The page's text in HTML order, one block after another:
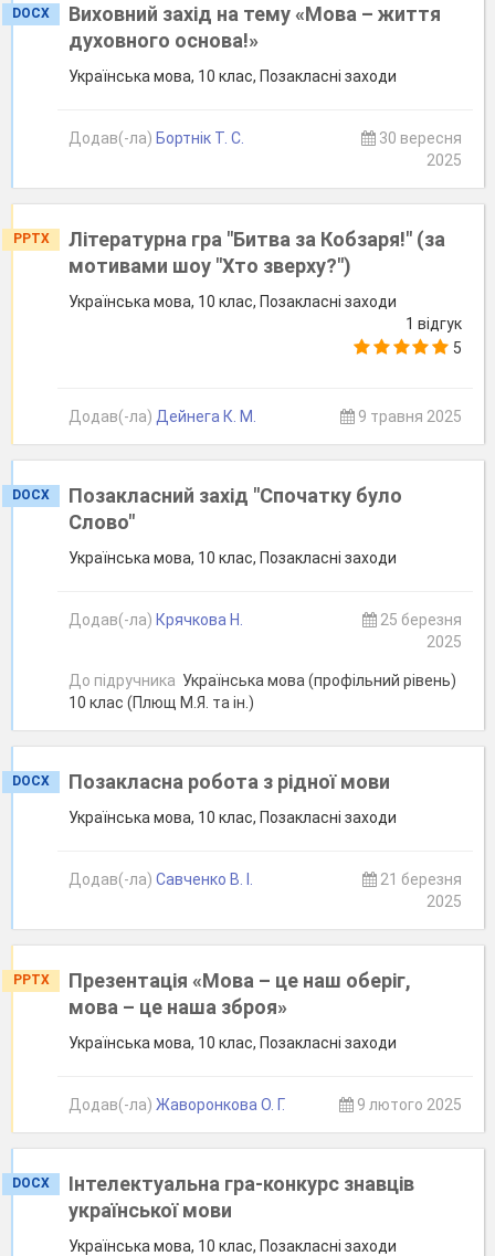
DOCX
Виховний захід на тему «Мова – життя
духовного основа!»
Українська мова, 10 клас, Позакласні заходи
Додав(-ла) Бортнік Т. С.
30 вересня
2025
PPTX
Літературна гра "Битва за Кобзаря!" (за
мотивами шоу "Хто зверху?")
Українська мова, 10 клас, Позакласні заходи
1 відгук
5
Додав(-ла) Дейнега К. М. 9 травня 2025
DOCX
Позакласний захід "Спочатку було
Слово"
Українська мова, 10 клас, Позакласні заходи
Додав(-ла) Крячкова Н.
25 березня
2025
До підручника Українська мова (профільний рівень)
10 клас (Плющ М.Я. та ін.)
DOCX Позакласна робота з рідної мови
Українська мова, 10 клас, Позакласні заходи
Додав(-ла) Савченко В. І.
21 березня
2025
PPTX
Презентація «Мова – це наш оберіг,
мова – це наша зброя»
Українська мова, 10 клас, Позакласні заходи
Додав(-ла) Жаворонкова О. Г. 9 лютого 2025
DOCX
Інтелектуальна гра-конкурс знавців
української мови
Українська мова, 10 клас, Позакласні заходи